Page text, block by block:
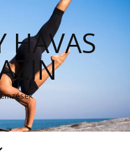
HAVAS